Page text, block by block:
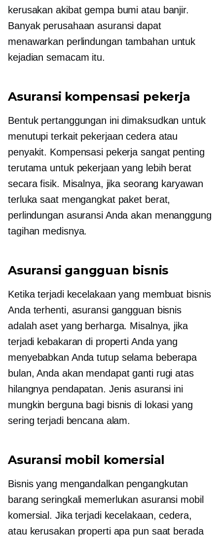
kerusakan akibat gempa bumi atau banjir.
Banyak perusahaan asuransi dapat
menawarkan perlindungan tambahan untuk
kejadian semacam itu.
Asuransi kompensasi pekerja
Bentuk pertanggungan ini dimaksudkan untuk
menutupiterkait pekerjaan cedera atau
penyakit. Kompensasi pekerja sangat penting
terutama untuk pekerjaan yang lebih berat
secara fisik. Misalnya, jika seorang karyawan
terluka saat mengangkat paket berat,
perlindungan asuransi Anda akan menanggung
tagihan medisnya.
Asuransi gangguan bisnis
Ketika terjadi kecelakaan yang membuat bisnis
Anda terhenti, asuransi gangguan bisnis
adalah aset yang berharga. Misalnya, jika
terjadi kebakaran di properti Anda yang
menyebabkan Anda tutup selama beberapa
bulan, Anda akan mendapat ganti rugi atas
hilangnya pendapatan. Jenis asuransi ini
mungkin berguna bagi bisnis di lokasi yang
sering terjadi bencana alam.
Asuransi mobil komersial
Bisnis yang mengandalkan pengangkutan
barang seringkali memerlukan asuransi mobil
komersial. Jika terjadi kecelakaan, cedera,
atau kerusakan properti apa pun saat berada